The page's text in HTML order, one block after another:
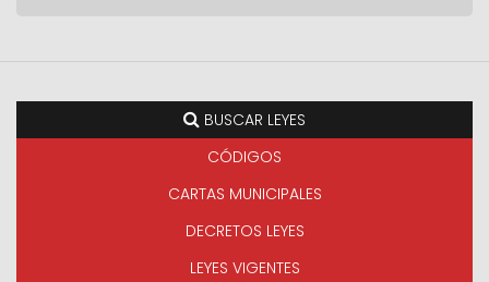
BUSCAR LEYES
CÓDIGOS
CARTAS MUNICIPALES
DECRETOS LEYES
LEYES VIGENTES